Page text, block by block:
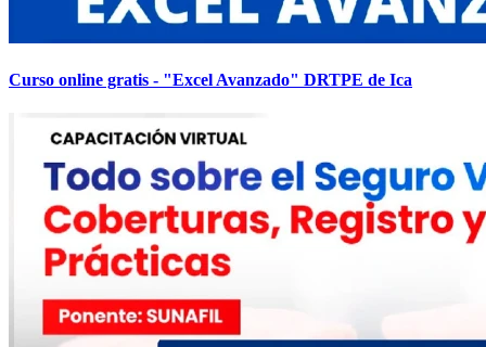
Curso online gratis - "Excel Avanzado" DRTPE de Ica